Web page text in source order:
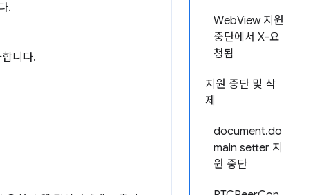
WebView 지원
중단에서 X-요
청됨
지원 중단 및 삭
제
document.do
main setter 지
원 중단
.
니다.